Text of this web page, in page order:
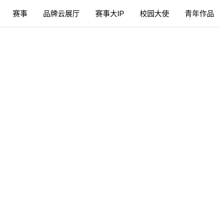
赛事 品牌云展厅 赛事大IP 校园大使 青年作品